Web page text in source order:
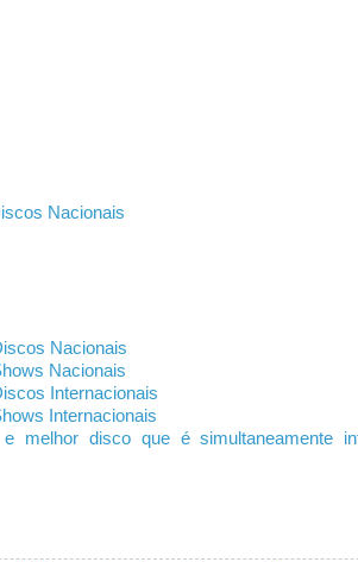
Nacionais
Nacionais
Nacionais
Internacionais
Internacionais
melhor disco que é simultaneamente